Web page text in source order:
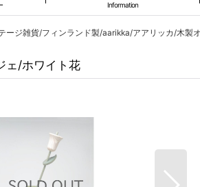
Information
ージ雑貨/フィンランド製/aarikka/アアリッカ/木製
ェ/ホワイト花